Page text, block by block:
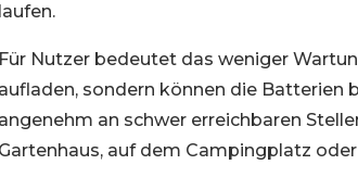
laufen.
Für Nutzer bedeutet das weniger
aufladen, sondern können die Batterien
angenehm an schwer erreichbaren
Gartenhaus, auf dem Campingplatz